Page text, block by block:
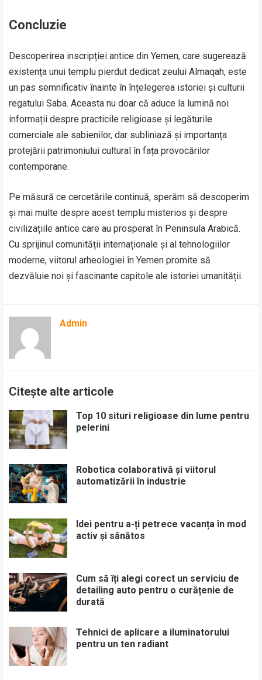
Concluzie
Descoperirea inscripției antice din Yemen, care sugerează
existența unui templu pierdut dedicat zeului Almaqah, este
un pas semnificativ înainte în înțelegerea istoriei și culturii
regatului Saba. Aceasta nu doar că aduce la lumină noi
informații despre practicile religioase și legăturile
comerciale ale sabienilor, dar subliniază și importanța
protejării patrimoniului cultural în fața provocărilor
contemporane.
Pe măsură ce cercetările continuă, sperăm să descoperim
și mai multe despre acest templu misterios și despre
civilizațiile antice care au prosperat în Peninsula Arabică.
Cu sprijinul comunității internaționale și al tehnologiilor
moderne, viitorul arheologiei în Yemen promite să
dezvăluie noi și fascinante capitole ale istoriei umanității.
Admin
Citește alte articole
Top 10 situri religioase din lume pentru
pelerini
Robotica colaborativă și viitorul
automatizării în industrie
Idei pentru a-ți petrece vacanța în mod
activ și sănătos
Cum să îți alegi corect un serviciu de
detailing auto pentru o curățenie de
durată
Tehnici de aplicare a iluminatorului
pentru un ten radiant